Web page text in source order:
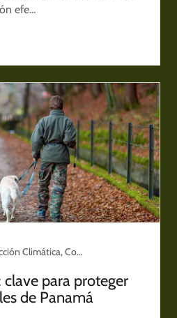
efe...
Acción Climática, Conservación y Territorio, Panamá
para proteger
de Panamá